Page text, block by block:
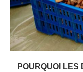
POURQUOI LES